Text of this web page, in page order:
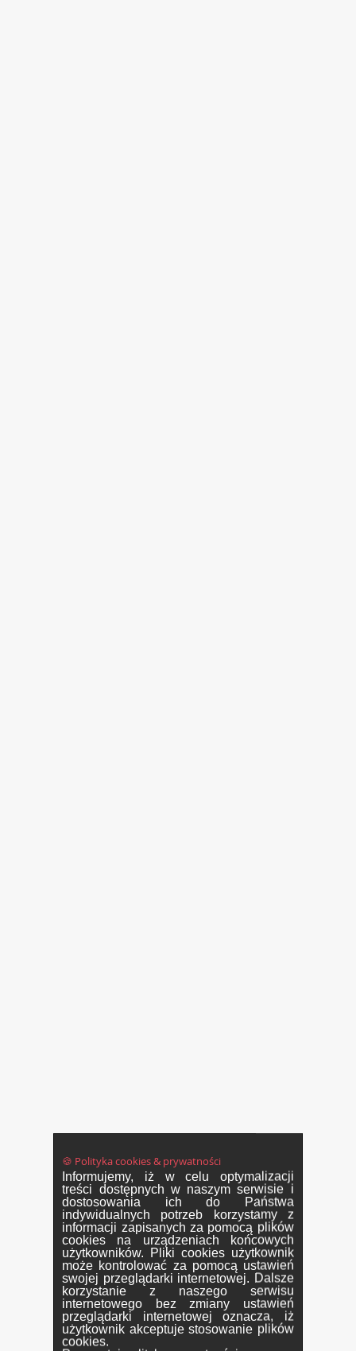
🍪 Polityka cookies & prywatności
Informujemy, iż w celu optymalizacji
treści dostępnych w naszym serwisie i
dostosowania ich do Państwa
indywidualnych potrzeb korzystamy z
informacji zapisanych za pomocą plików
cookies na urządzeniach końcowych
użytkowników. Pliki cookies użytkownik
może kontrolować za pomocą ustawień
swojej przeglądarki internetowej. Dalsze
korzystanie z naszego serwisu
internetowego bez zmiany ustawień
przeglądarki internetowej oznacza, iż
użytkownik akceptuje stosowanie plików
cookies.